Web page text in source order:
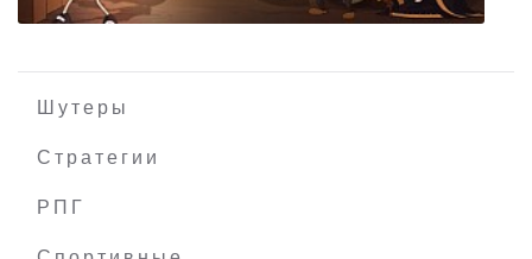
Шутеры
Стратегии
РПГ